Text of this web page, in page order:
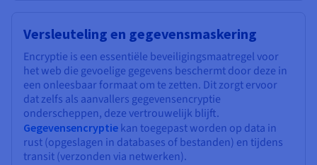
Versleuteling en gegevensmaskering
Encryptie is een essentiële beveiligingsmaatregel voor
het web die gevoelige gegevens beschermt door deze in
een onleesbaar formaat om te zetten. Dit zorgt ervoor
dat zelfs als aanvallers gegevensencryptie
onderscheppen, deze vertrouwelijk blijft.
Gegevensencryptie kan toegepast worden op data in
rust (opgeslagen in databases of bestanden) en tijdens
transit (verzonden via netwerken).